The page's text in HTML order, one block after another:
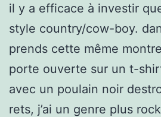
il y a efficace à investir
style country/cow-boy.
prends cette même
porte ouverte sur un t-
avec un poulain noir
rets, j’ai un genre plus